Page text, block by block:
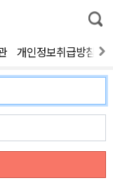
통
합
색
개인정보취급방침